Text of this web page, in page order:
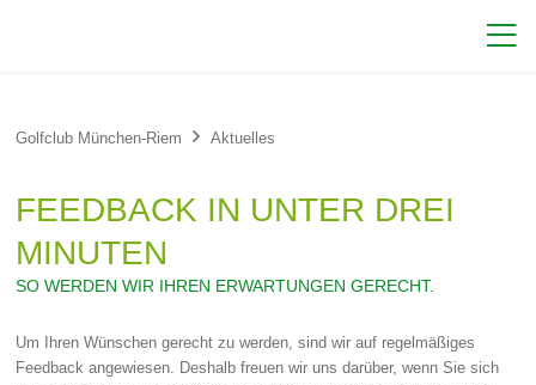

Golfclub München-Riem  Aktuelles
FEEDBACK IN UNTER DREI
MINUTEN
SO WERDEN WIR IHREN ERWARTUNGEN GERECHT.
Um Ihren Wünschen gerecht zu werden, sind wir auf regelmäßiges
Feedback angewiesen. Deshalb freuen wir uns darüber, wenn Sie sich